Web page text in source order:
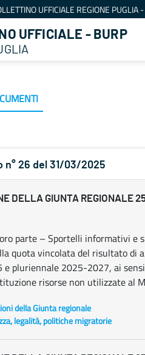
UFFICIALE REGIONE PUGLIA
UFFICIALE - BURP
n° 26 del 31/03/2025
DELLA GIUNTA REGIONALE
parte – Sportelli informativi e
quota vincolata del risultato di
e pluriennale 2025-2027, ai
risorse non utilizzate al
della Giunta regionale
legalità, politiche migratorie